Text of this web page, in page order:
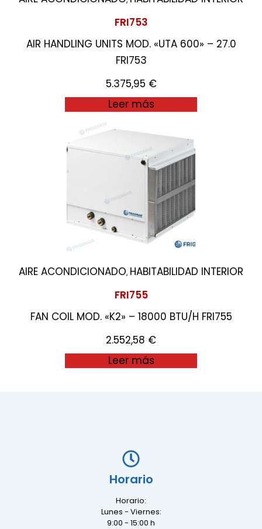
FRI753
AIR HANDLING UNITS MOD. «UTA 600» – 27.0
FRI753
5.375,95 €
Leer más
AIRE ACONDICIONADO, HABITABILIDAD INTERIOR
FRI755
FAN COIL MOD. «K2» – 18000 BTU/H FRI755
2.552,58 €
Leer más
Horario
Horario:
Lunes - Viernes:
9:00 - 15:00 h